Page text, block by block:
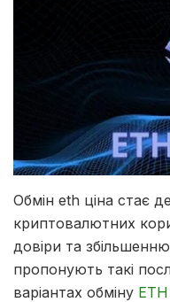
Обмін eth ціна стає
криптовалютних
довіри та
пропонують такі
варіантах обміну